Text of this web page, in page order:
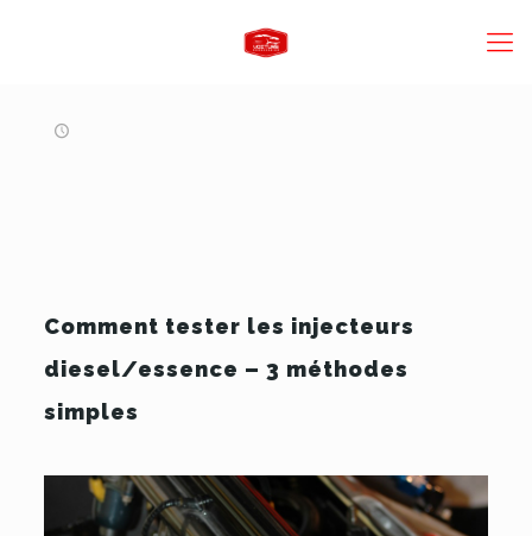
Comment tester les injecteurs
diesel/essence – 3 méthodes
simples